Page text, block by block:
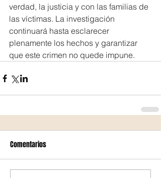
verdad, la justicia y con las familias de
las víctimas. La investigación
continuará hasta esclarecer
plenamente los hechos y garantizar
que este crimen no quede impune.
Comentarios